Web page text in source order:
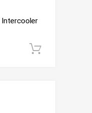
Intercooler